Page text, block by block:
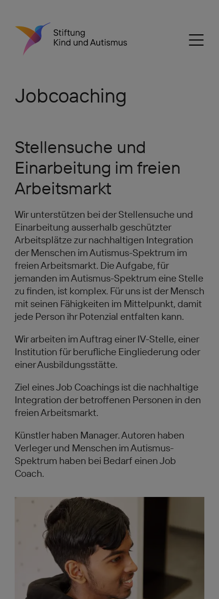
Jobcoaching
Stellensuche und
Einarbeitung im freien
Arbeitsmarkt
Wir unterstützen bei der Stellensuche und
Einarbeitung ausserhalb geschützter
Arbeitsplätze zur nachhaltigen Integration
der Menschen im Autismus-Spektrum im
freien Arbeitsmarkt. Die Aufgabe, für
jemanden im Autismus-Spektrum eine Stelle
zu finden, ist komplex. Für uns ist der Mensch
mit seinen Fähigkeiten im Mittelpunkt, damit
jede Person ihr Potenzial entfalten kann.
Wir arbeiten im Auftrag einer IV-Stelle, einer
Institution für berufliche Eingliederung oder
einer Ausbildungsstätte.
Ziel eines Job Coachings ist die nachhaltige
Integration der betroffenen Personen in den
freien Arbeitsmarkt.
Künstler haben Manager. Autoren haben
Verleger und Menschen im Autismus-
Spektrum haben bei Bedarf einen Job
Coach.